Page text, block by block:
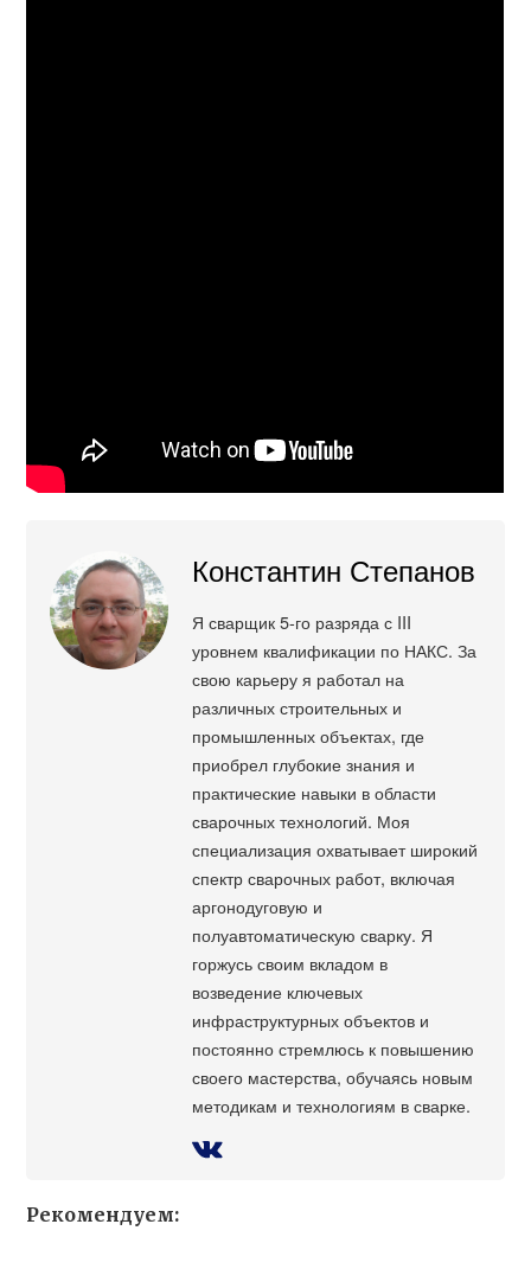
Константин Степанов
Я сварщик 5-го разряда с III
уровнем квалификации по НАКС. За
свою карьеру я работал на
различных строительных и
промышленных объектах, где
приобрел глубокие знания и
практические навыки в области
сварочных технологий. Моя
специализация охватывает широкий
спектр сварочных работ, включая
аргонодуговую и
полуавтоматическую сварку. Я
горжусь своим вкладом в
возведение ключевых
инфраструктурных объектов и
постоянно стремлюсь к повышению
своего мастерства, обучаясь новым
методикам и технологиям в сварке.
Рекомендуем: